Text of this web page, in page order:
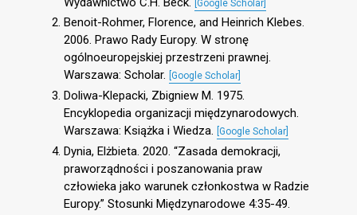
[Google Scholar]
Benoit-Rohmer, Florence, and Heinrich Klebes.
2006. Prawo Rady Europy. W stronę
ogólnoeuropejskiej przestrzeni prawnej.
Warszawa: Scholar. [Google Scholar]
Doliwa-Klepacki, Zbigniew M. 1975.
Encyklopedia organizacji międzynarodowych.
Warszawa: Książka i Wiedza. [Google Scholar]
Dynia, Elżbieta. 2020. “Zasada demokracji,
praworządności i poszanowania praw
człowieka jako warunek członkostwa w Radzie
Europy.” Stosunki Międzynarodowe 4:35-49.